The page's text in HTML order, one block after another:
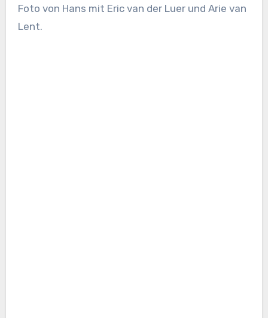
Foto von Hans mit Eric van der Luer und Arie van
Lent.